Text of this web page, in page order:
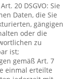
20 DSGVO: Sie
Daten, die Sie
gängigen
oder die
zu
ist;
gemäß Art. 7
einmal erteilte